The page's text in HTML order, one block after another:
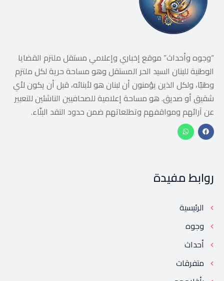
“وجوه وأحداث” موقع إخباري وإعلامي مستقل ملتزم القضايا
الوطنية للبنان السيد الحر المستقل وهو مساحة حرية لكل ملتزم
وطنيًا، ولكل الذين يؤمنون أن لبنان هو لأبنائه، قبل أن يكون لأي
شقيق أو صديق. هو مساحة إعلامية للصحافيين الناشئين للتعبير
عن آرائهم ومواقفهم وتطلعاتهم ضمن حدود النقد البنّاء.
روابط مفيدة
الرئيسية
وجوه
أحداث
متفرقات